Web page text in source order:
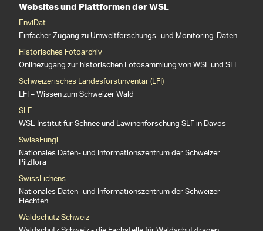
Websites und Plattformen der WSL
EnviDat
Einfacher Zugang zu Umweltforschungs- und Monitoring-Daten
Historisches Fotoarchiv
Onlinezugang zur historischen Fotosammlung von WSL und SLF
Schweizerisches Landesforstinventar (LFI)
LFI – Wissen zum Schweizer Wald
SLF
WSL-Institut für Schnee und Lawinenforschung SLF in Davos
SwissFungi
Nationales Daten- und Informationszentrum der Schweizer
Pilzflora
SwissLichens
Nationales Daten- und Informationszentrum der Schweizer
Flechten
Waldschutz Schweiz